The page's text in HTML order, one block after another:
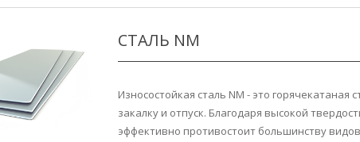
СТАЛЬ NM
Износостойкая сталь NM - это горячекатаная
закалку и отпуск. Благодаря высокой
эффективно противостоит большинству